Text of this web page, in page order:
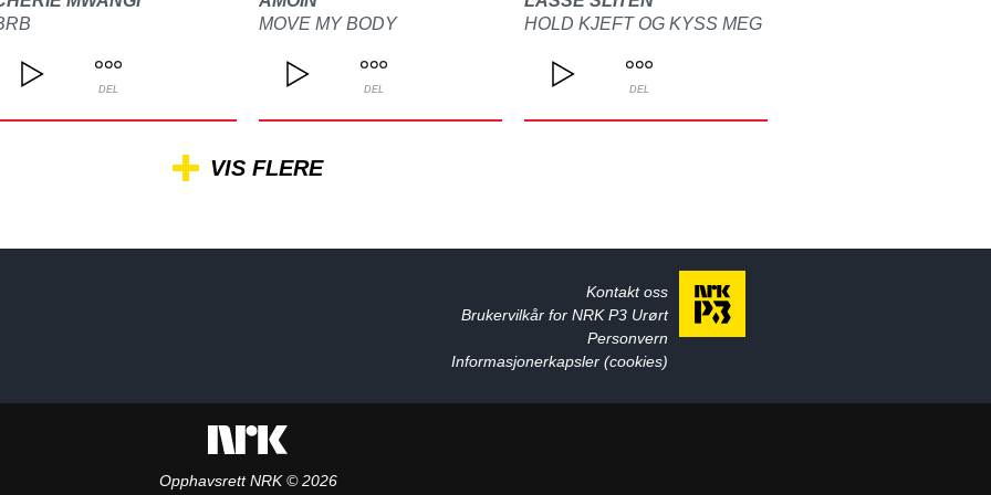
DEL
MOVE MY BODY
DEL
HOLD KJEFT OG KYSS MEG
DEL
VIS FLERE
Kontakt oss
Brukervilkår for NRK P3 Urørt
Personvern
Informasjonerkapsler (cookies)
Opphavsrett NRK © 2026